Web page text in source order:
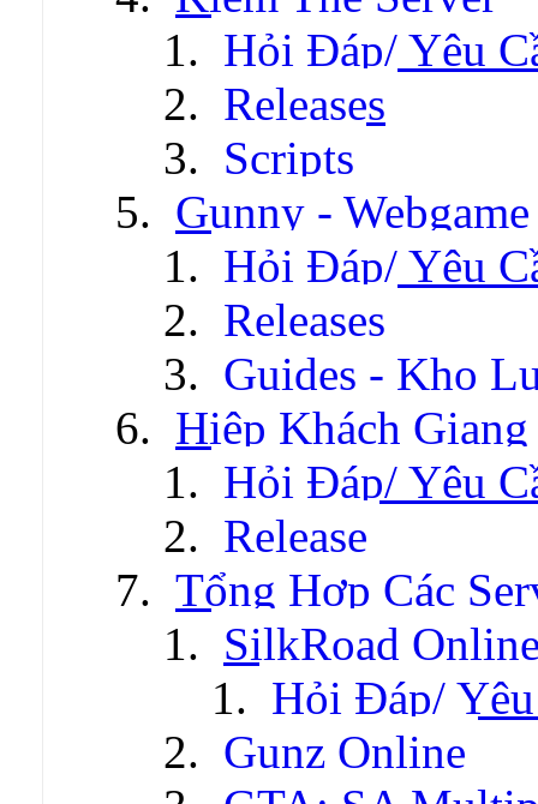
Hỏi Đáp/ Yêu
Releases
Scripts
Gunny -
Hỏi Đáp/ Yêu
Releases
Guides - Kho
Hiệp Khách
Hỏi Đáp/ Yêu
Release
Tổng Hợp Các
SilkRoad
Hỏi Đáp/
Gunz Online